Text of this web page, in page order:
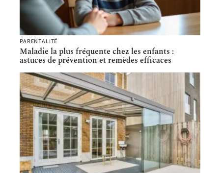
PARENTALITÉ
Maladie la plus fréquente chez les enfants :
astuces de prévention et remèdes efficaces